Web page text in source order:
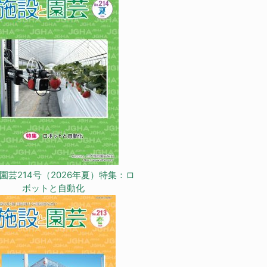
芸214号（2026年夏）特集：ロ
ボットと自動化